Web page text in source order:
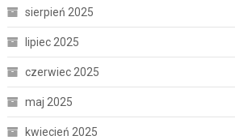
sierpień 2025
lipiec 2025
czerwiec 2025
maj 2025
kwiecień 2025